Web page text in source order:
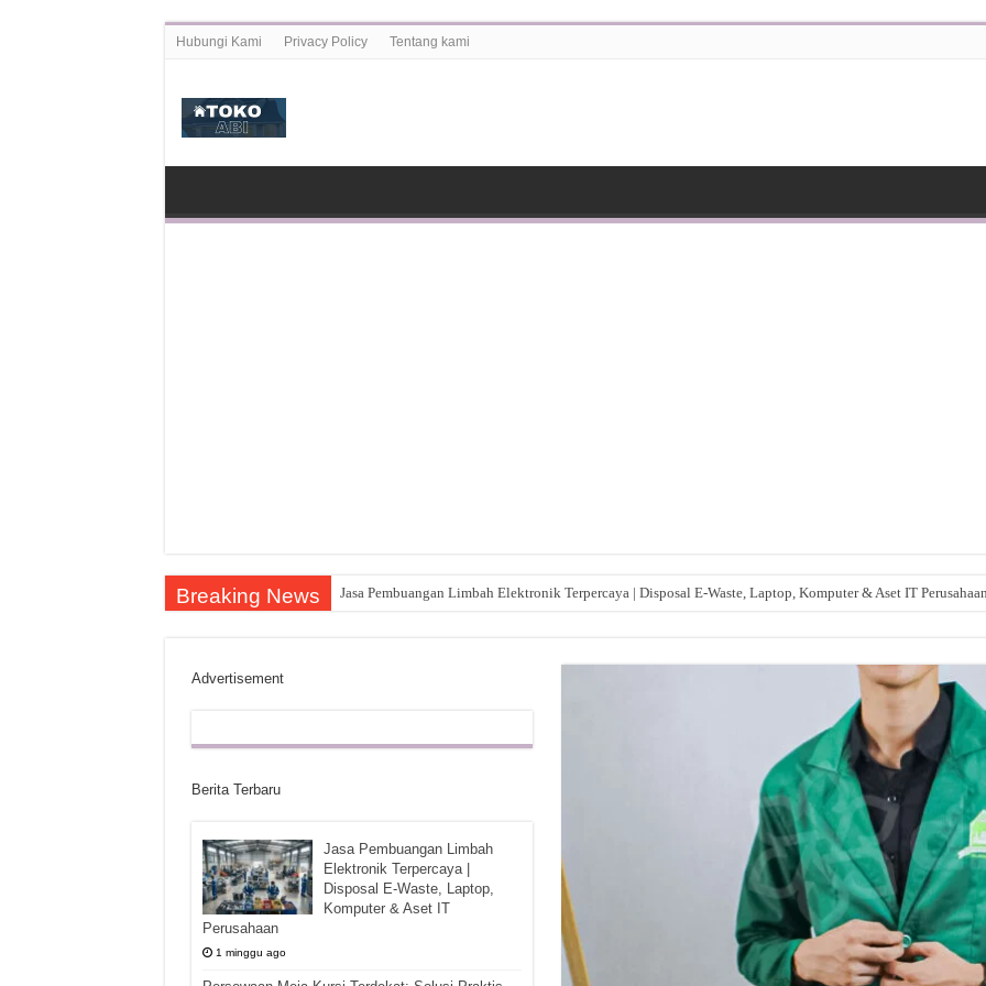
Hubungi Kami Privacy Policy Tentang kami
Breaking News Jasa Pembuangan Limbah Elektronik Terpercaya | Disposal E-Waste, Laptop, Komputer & Aset IT
Advertisement
Berita Terbaru
Jasa Pembuangan Limbah
Elektronik Terpercaya |
Disposal E-Waste, Laptop,
Komputer & Aset IT
Perusahaan
1 minggu ago